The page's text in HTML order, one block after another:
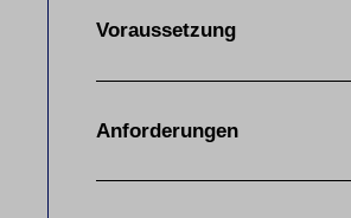
Voraussetzung
Anforderungen